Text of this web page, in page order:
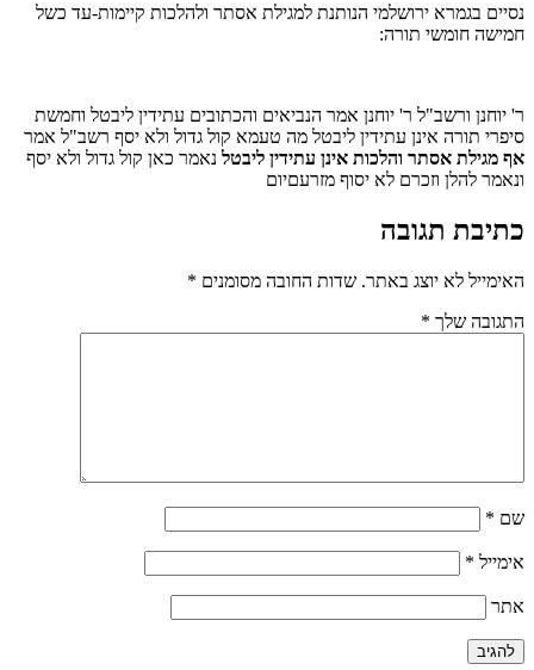
נסיים בגמרא ירושלמי הנותנת למגילת אסתר ולהלכות קיימות-עד כשל
חמישה חומשי תורה:
ר' יוחנן ורשב"ל ר' יוחנן אמר הנביאים והכתובים עתידין ליבטל וחמשת
סיפרי תורה אינן עתידין ליבטל מה טעמא קול גדול ולא יסף רשב"ל אמר
אף מגילת אסתר והלכות אינן עתידין ליבטל נאמר כאן קול גדול ולא יסף
ונאמר להלן וזכרם לא יסוף מזרעםיום
כתיבת תגובה
האימייל לא יוצג באתר. שדות החובה מסומנים *
התגובה שלך *
שם *
אימייל *
אתר